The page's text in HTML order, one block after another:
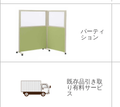
パーティ
ション
既存品引き取
り有料サービ
ス